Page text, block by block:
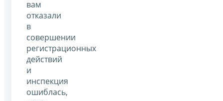
вам
отказали
в
совершении
регистрационных
действий
и
инспекция
ошиблась,